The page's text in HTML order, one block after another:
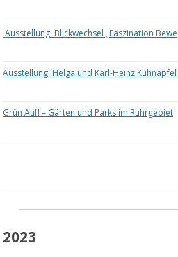
Ausstellung: Blickwechsel „Faszination
Ausstellung: Helga und Karl-Heinz
Grün Auf! – Gärten und Parks im Ruhrgebiet
2023